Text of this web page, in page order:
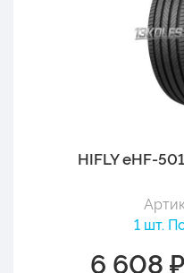
HIFLY eHF-
1 шт.
6 608 ₽